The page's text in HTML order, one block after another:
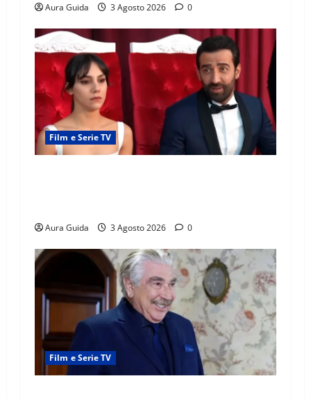
Aura Guida 3 Agosto 2026 0
Film e Serie TV
Aura Guida 3 Agosto 2026 0
Film e Serie TV